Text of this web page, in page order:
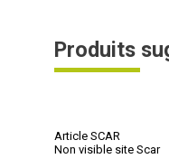
Produits
Article SCAR
Non visible site Scar